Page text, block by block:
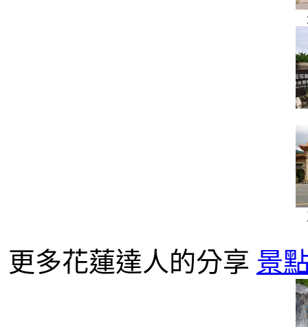
更多花蓮達人的分享 景